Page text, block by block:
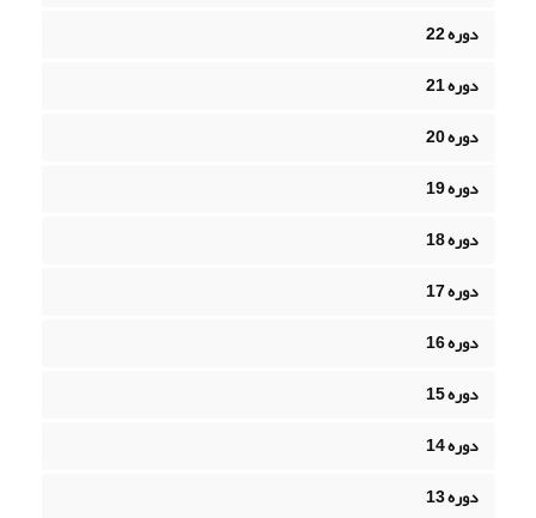
دوره 22
دوره 21
دوره 20
دوره 19
دوره 18
دوره 17
دوره 16
دوره 15
دوره 14
دوره 13